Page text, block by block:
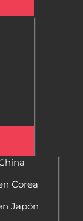
Corea
Japón